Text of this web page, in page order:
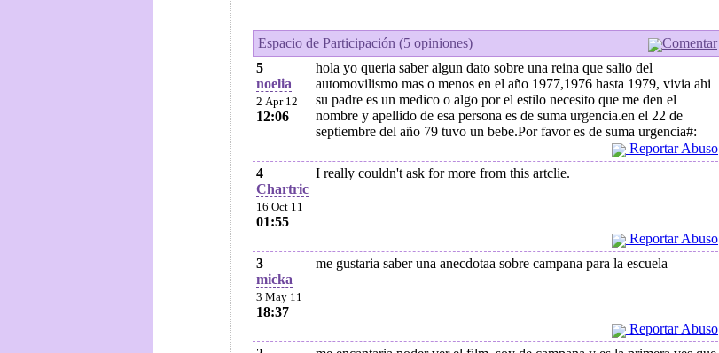
Comentar
Espacio de Participación (5 opiniones)
5
noelia
2 Apr 12
12:06
hola yo queria saber algun dato sobre una reina que salio del
automovilismo mas o menos en el año 1977,1976 hasta 1979, vivia ahi
su padre es un medico o algo por el estilo necesito que me den el
nombre y apellido de esa persona es de suma urgencia.en el 22 de
septiembre del año 79 tuvo un bebe.Por favor es de suma urgencia#:
Reportar Abuso
4
Chartric
16 Oct 11
01:55
I really couldn't ask for more from this artclie.
Reportar Abuso
3
micka
3 May 11
18:37
me gustaria saber una anecdotaa sobre campana para la escuela
Reportar Abuso